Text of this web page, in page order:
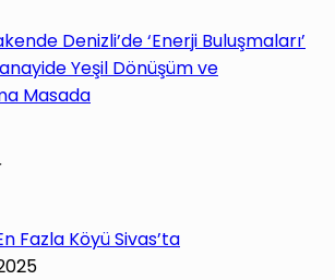
Denizli’de ‘Enerji Buluşmaları’
Yeşil Dönüşüm ve
Masada
Fazla Köyü Sivas’ta